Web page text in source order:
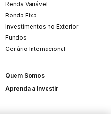
Renda Variável
Renda Fixa
Investimentos no Exterior
Fundos
Cenário Internacional
Quem Somos
Aprenda a Investir